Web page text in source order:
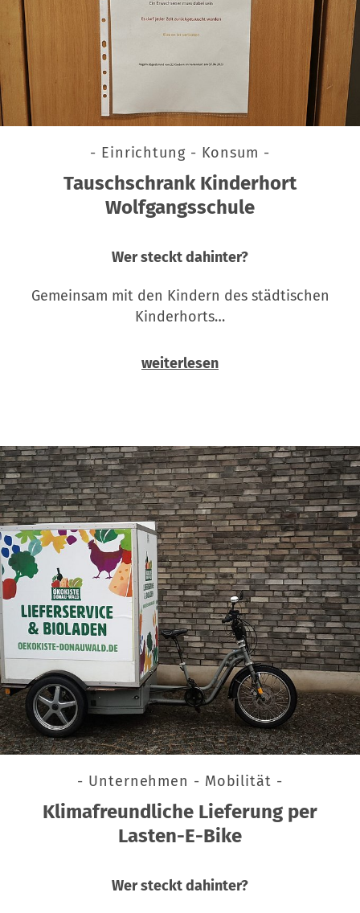
- Einrichtung - Konsum -
Tauschschrank Kinderhort
Wolfgangsschule
Wer steckt dahinter?
Gemeinsam mit den Kindern des städtischen
Kinderhorts…
weiterlesen
- Unternehmen - Mobilität -
Klimafreundliche Lieferung per
Lasten-E-Bike
Wer steckt dahinter?